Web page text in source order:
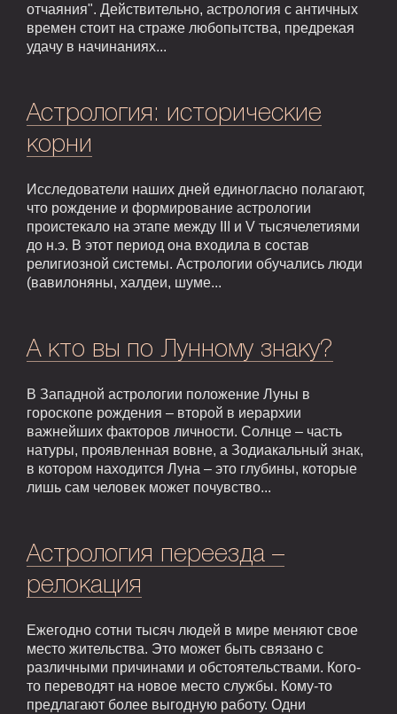
отчаяния". Действительно, астрология с античных
времен стоит на страже любопытства, предрекая
удачу в начинаниях...
Астрология: исторические
корни
Исследователи наших дней единогласно полагают,
что рождение и формирование астрологии
проистекало на этапе между III и V тысячелетиями
до н.э. В этот период она входила в состав
религиозной системы. Астрологии обучались люди
(вавилоняны, халдеи, шуме...
А кто вы по Лунному знаку?
В Западной астрологии положение Луны в
гороскопе рождения – второй в иерархии
важнейших факторов личности. Солнце – часть
натуры, проявленная вовне, а Зодиакальный знак,
в котором находится Луна – это глубины, которые
лишь сам человек может почувство...
Астрология переезда –
релокация
Ежегодно сотни тысяч людей в мире меняют свое
место жительства. Это может быть связано с
различными причинами и обстоятельствами. Кого-
то переводят на новое место службы. Кому-то
предлагают более выгодную работу. Одни